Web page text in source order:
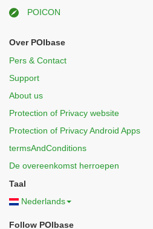
POICON
Over POIbase
Pers & Contact
Support
About us
Protection of Privacy website
Protection of Privacy Android Apps
termsAndConditions
De overeenkomst herroepen
Taal
Nederlands
Follow POIbase